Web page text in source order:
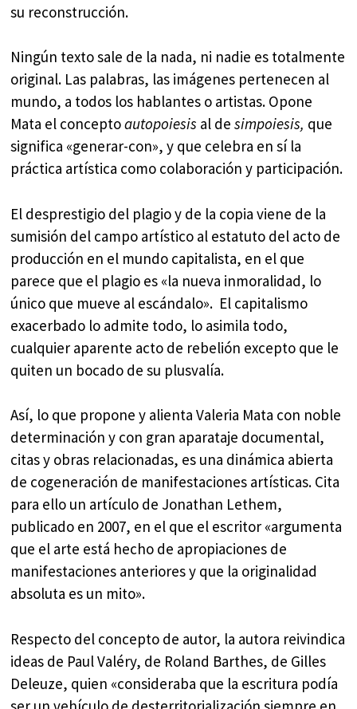
su reconstrucción.
Ningún texto sale de la nada, ni nadie es totalmente
original. Las palabras, las imágenes pertenecen al
mundo, a todos los hablantes o artistas. Opone
Mata el conceptoautopoiesis al desimpoiesis, que
significa «generar-con», y que celebra en sí la
práctica artística como colaboración y participación.
El desprestigio del plagio y de la copia viene de la
sumisión del campo artístico al estatuto del acto de
producción en el mundo capitalista, en el que
parece que el plagio es «la nueva inmoralidad, lo
único que mueve al escándalo». El capitalismo
exacerbado lo admite todo, lo asimila todo,
cualquier aparente acto de rebelión excepto que le
quiten un bocado de su plusvalía.
Así, lo que propone y alienta Valeria Mata con noble
determinación y con gran aparataje documental,
citas y obras relacionadas, es una dinámica abierta
de cogeneración de manifestaciones artísticas. Cita
para ello un artículo de Jonathan Lethem,
publicado en 2007, en el que el escritor «argumenta
que el arte está hecho de apropiaciones de
manifestaciones anteriores y que la originalidad
absoluta es un mito».
Respecto del concepto de autor, la autora reivindica
ideas de Paul Valéry, de Roland Barthes, de Gilles
Deleuze, quien «consideraba que la escritura podía